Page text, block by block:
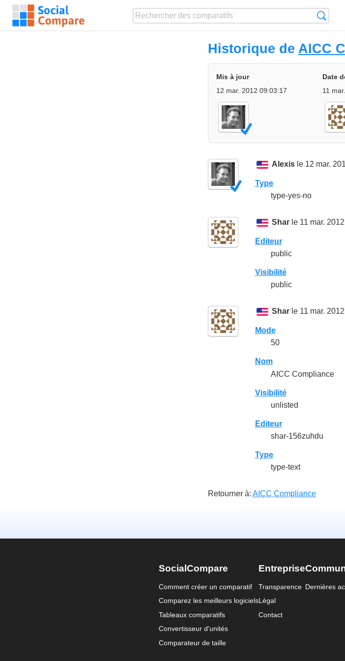
Historique de AICC
Mis à jour
12 mar. 2012 09:03:17
Date
11
Alexis le 12 mar.
Type
type-yes-no
Shar le 11 mar.
Editeur
public
Visibilité
public
Shar le 11 mar.
Mode
50
Nom
AICC Compliance
Visibilité
unlisted
Editeur
shar-156zuhdu
Type
type-text
Retourner à: AICC Compliance
SocialCompare
Comment créer un comparatif
Comparez les meilleurs logiciels
Tableaux comparatifs
Convertisseur d'unités
Comparateur de taille
Entreprise
Transparence
Légal
Contact
Dernières